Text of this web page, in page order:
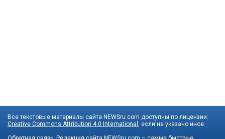
Все текстовые материалы сайта NEWSru.com доступны по лицензии:
Creative Commons Attribution 4.0 International
, если не указано иное.